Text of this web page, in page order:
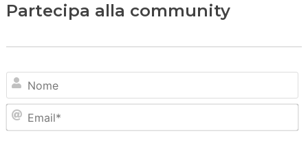
Partecipa alla community